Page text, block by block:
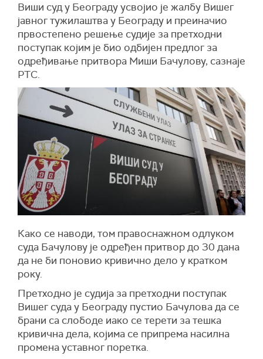
Виши суд у Београду усвојио је жалбу Вишег
јавног тужилаштва у Београду и преиначио
првостепено решење судије за претходни
поступак којим је био одбијен предлог за
одређивање притвора Миши Бачулову, сазнаје
РТС.
Како се наводи, том правоснажном одлуком
суда Бачулову је одређен притвор до 30 дана
да не би поновио кривично дело у кратком
року.
Претходно је судија за претходни поступак
Вишег суда у Београду пустио Бачулова да се
брани са слободе иако се терети за тешка
кривична дела, којима се припрема насилна
промена уставног поретка.